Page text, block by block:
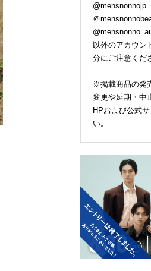
@mensnonnojp
＠
以外のアカウン
分にご注意くだ
※掲載商品の発
変更や延期・中
HPおよび公式
い。